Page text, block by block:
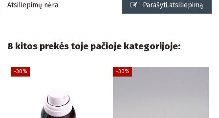
Atsiliepimų nėra Parašyti atsiliepimą
8 kitos prekės toje pačioje kategorijoje:
−30% −30%